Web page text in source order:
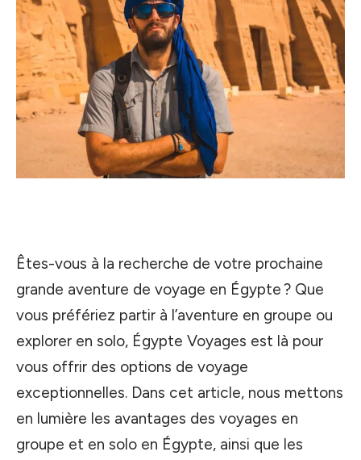
Êtes-vous à la recherche de votre prochaine
grande aventure de voyage en Égypte ? Que
vous préfériez partir à l’aventure en groupe ou
explorer en solo, Égypte Voyages est là pour
vous offrir des options de voyage
exceptionnelles. Dans cet article, nous mettons
en lumière les avantages des voyages en
groupe et en solo en Égypte, ainsi que les